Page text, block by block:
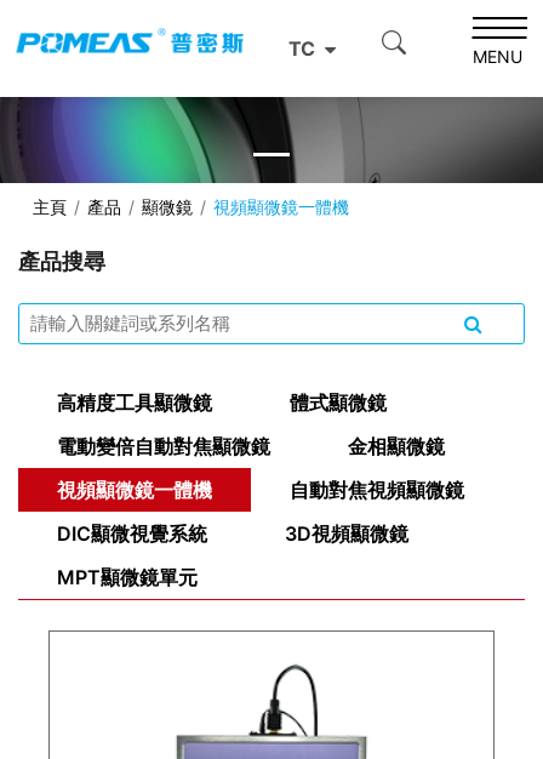
TC MENU
主頁 產品 顯微鏡 視頻顯微鏡一體機
產品搜尋
高精度工具顯微鏡
體式顯微鏡
電動變倍⾃動對焦顯微鏡
金相顯微鏡
視頻顯微鏡一體機
自動對焦視頻顯微鏡
DIC顯微視覺系統
3D視頻顯微鏡
MPT顯微鏡單元